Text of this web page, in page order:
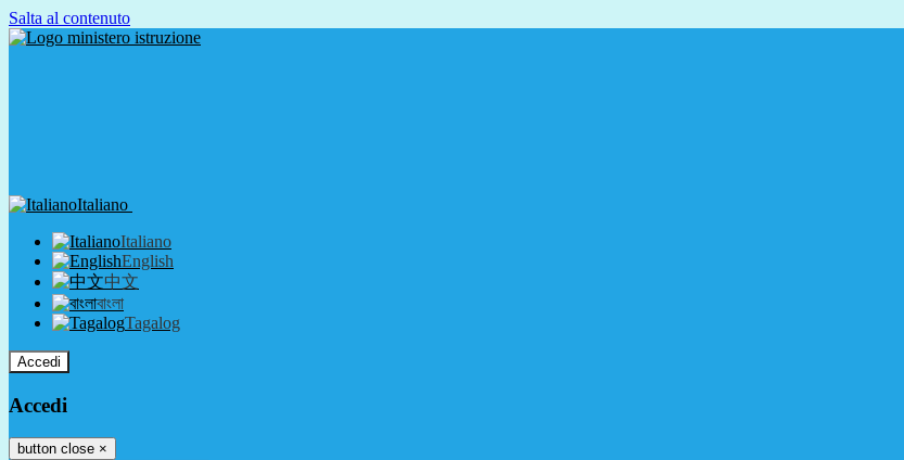
Salta al contenuto
Italiano
Italiano
English
中文
বাংলা
Tagalog
Accedi
Accedi
button close ×